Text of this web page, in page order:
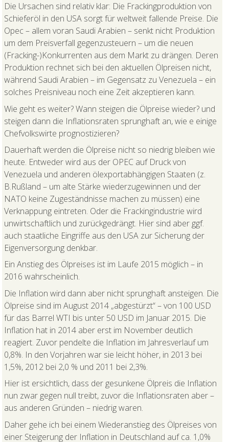
Die Ursachen sind relativ klar: Die Frackingproduktion von
Schieferöl in den USA sorgt für weltweit fallende Preise. Die
Opec – allem voran Saudi Arabien – senkt nicht Produktion
um dem Preisverfall gegenzusteuern – um die neuen
(Fracking-)Konkurrenten aus dem Markt zu drängen. Deren
Produktion rechnet sich bei den aktuellen Ölpreisen nicht,
während Saudi Arabien – im Gegensatz zu Venezuela – ein
solches Preisniveau noch eine Zeit akzeptieren kann.
Wie geht es weiter? Wann steigen die Ölpreise wieder? und
steigen dann die Inflationsraten sprunghaft an, wie e einige
Chefvolkswirte prognostizieren?
Dauerhaft werden die Ölpreise nicht so niedrig bleiben wie
heute. Entweder wird aus der OPEC auf Druck von
Venezuela und anderen ölexportabhängigen Staaten (z.
B.Rußland – um alte Stärke wiederzugewinnen und der
NATO keine Zugeständnisse machen zu müssen) eine
Verknappung eintreten. Oder die Frackingindustrie wird
unwirtschaftlich und zurückgedrängt. Hier sind aber ggf.
auch staatliche Eingriffe aus den USA zur Sicherung der
Eigenversorgung denkbar.
Ein Anstieg des Ölpreises ist im Laufe 2015 möglich – in
2016 wahrscheinlich.
Die Inflation wird dann aber nicht sprunghaft ansteigen. Die
Ölpreise sind im August 2014 „abgestürzt“ – von 100 USD
für das Barrel WTI bis unter 50 USD im Januar 2015. Die
Inflation hat in 2014 aber erst im November deutlich
reagiert. Zuvor pendelte die Inflation im Jahresverlauf um
0,8%. In den Vorjahren war sie leicht höher, in 2013 bei
1,5%, 2012 bei 2,0 % und 2011 bei 2,3%.
Hier ist ersichtlich, dass der gesunkene Ölpreis die Inflation
nun zwar gegen null treibt, zuvor die Inflationsraten aber –
aus anderen Gründen – niedrig waren.
Daher gehe ich bei einem Wiederanstieg des Ölpreises von
einer Steigerung der Inflation in Deutschland auf ca. 1,0%